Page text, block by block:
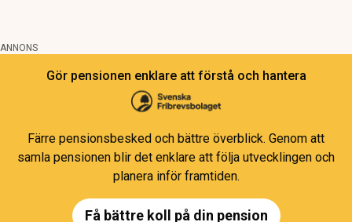
ANNONS
Gör pensionen enklare att förstå och hantera
Färre pensionsbesked och bättre överblick. Genom att
samla pensionen blir det enklare att följa utvecklingen och
planera inför framtiden.
Få bättre koll på din pension